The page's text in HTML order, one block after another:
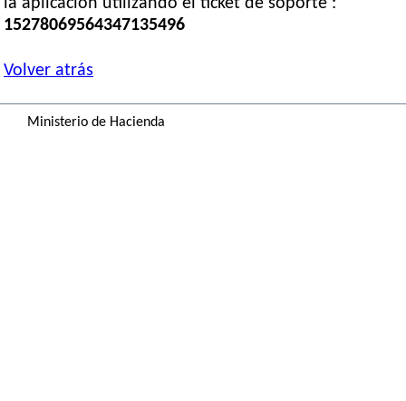
la aplicación utilizando el ticket de soporte :
15278069564347135496
Volver atrás
Ministerio de Hacienda